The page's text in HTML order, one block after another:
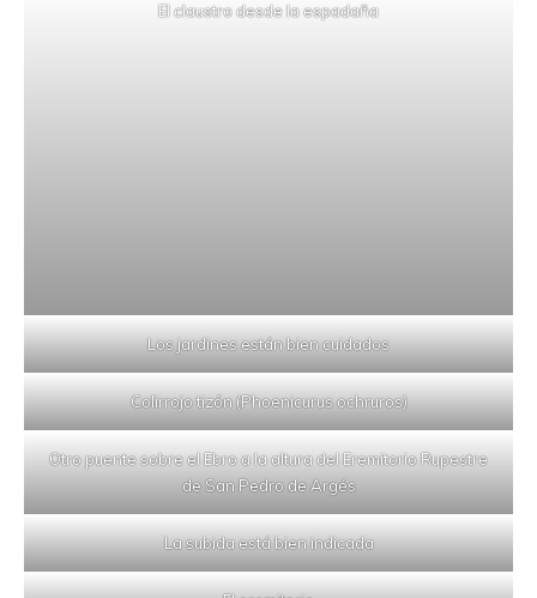
El claustro desde la espadaña
Los jardines están bien cuidados
Colirrojo tizón (Phoenicurus ochruros)
Otro puente sobre el Ebro a la altura del Eremitorio Rupestre
de San Pedro de Argés
La subida está bien indicada